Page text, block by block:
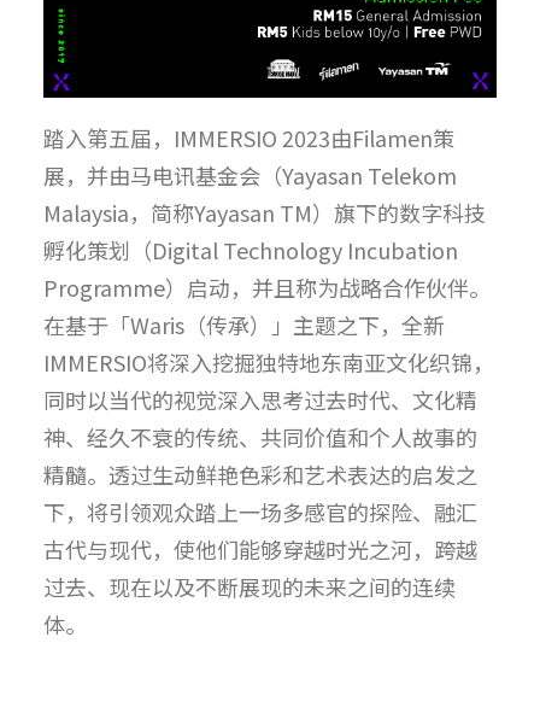
踏入第五届，IMMERSIO 2023由Filamen策
展，并由马电讯基金会（Yayasan Telekom
Malaysia，简称Yayasan TM）旗下的数字科技
孵化策划（Digital Technology Incubation
Programme）启动，并且称为战略合作伙伴。
在基于「Waris（传承）」主题之下，全新
IMMERSIO将深入挖掘独特地东南亚文化织锦，
同时以当代的视觉深入思考过去时代、文化精
神、经久不衰的传统、共同价值和个人故事的
精髓。透过生动鲜艳色彩和艺术表达的启发之
下，将引领观众踏上一场多感官的探险、融汇
古代与现代，使他们能够穿越时光之河，跨越
过去、现在以及不断展现的未来之间的连续
体。